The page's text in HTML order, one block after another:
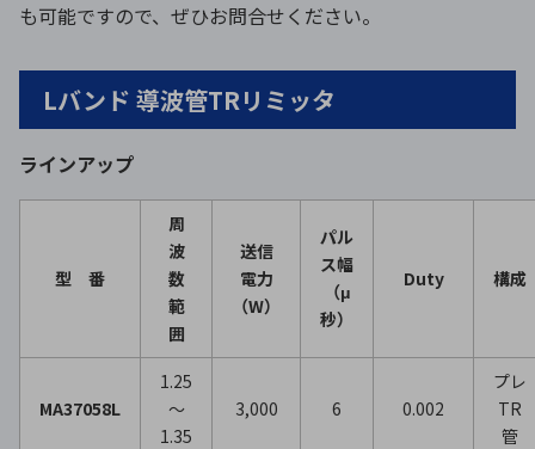
も可能ですので、ぜひお問合せください。
Lバンド 導波管TRリミッタ
ラインアップ
型 番
周
波
数
範
囲
送信
電力
（W）
パル
ス幅
（μ
秒）
Duty 構成
MA37058L
1.25
～
1.35
3,000 6 0.002
プレ
TR
管